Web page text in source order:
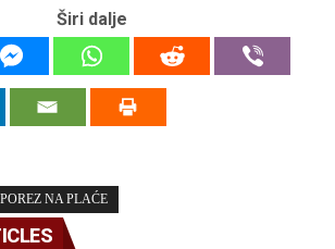
Širi dalje
POREZ NA PLAĆE